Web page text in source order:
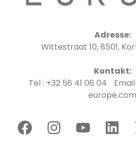
Adresse:
Wittestraat 10, 8501,
Kontakt:
Tel : +32 56 41 06 04
europe.com